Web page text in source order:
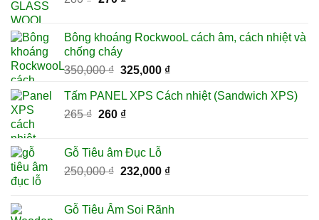
280 ₫.là:
Bông khoáng RockwooL cách âm, cách nhiệt và
chống cháy
350,000₫ Giá
là:
350,000 ₫.
325,000 ₫Giá
tại
Tấm PANEL XPS Cách nhiệt (Sandwich XPS)
265₫ Giá
265 ₫.
260 ₫Giá
là:
260 ₫.
Gỗ Tiêu âm Đục Lỗ
250,000₫ Giá
250,000 ₫.
232,000 ₫Giá
là:
Gỗ Tiêu Âm Soi Rãnh